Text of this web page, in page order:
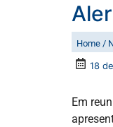
Home /
18
Em